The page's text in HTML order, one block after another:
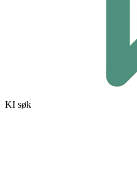
KI søk